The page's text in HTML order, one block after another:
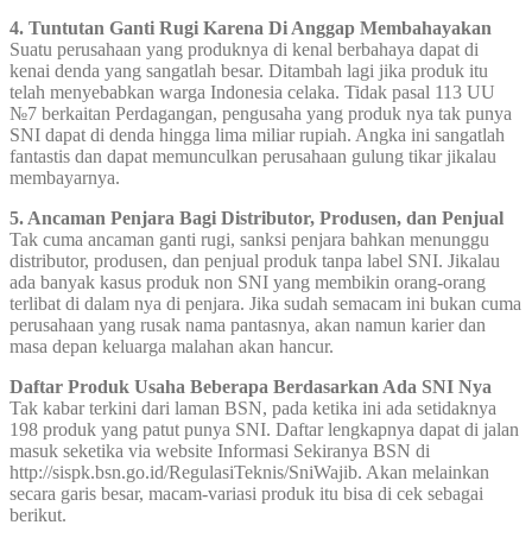
4. Tuntutan Ganti Rugi Karena Di Anggap Membahayakan
Suatu perusahaan yang produknya di kenal berbahaya dapat di
kenai denda yang sangatlah besar. Ditambah lagi jika produk itu
telah menyebabkan warga Indonesia celaka. Tidak pasal 113 UU
№7 berkaitan Perdagangan, pengusaha yang produk nya tak punya
SNI dapat di denda hingga lima miliar rupiah. Angka ini sangatlah
fantastis dan dapat memunculkan perusahaan gulung tikar jikalau
membayarnya.
5. Ancaman Penjara Bagi Distributor, Produsen, dan Penjual
Tak cuma ancaman ganti rugi, sanksi penjara bahkan menunggu
distributor, produsen, dan penjual produk tanpa label SNI. Jikalau
ada banyak kasus produk non SNI yang membikin orang-orang
terlibat di dalam nya di penjara. Jika sudah semacam ini bukan cuma
perusahaan yang rusak nama pantasnya, akan namun karier dan
masa depan keluarga malahan akan hancur.
Daftar Produk Usaha Beberapa Berdasarkan Ada SNI Nya
Tak kabar terkini dari laman BSN, pada ketika ini ada setidaknya
198 produk yang patut punya SNI. Daftar lengkapnya dapat di jalan
masuk seketika via website Informasi Sekiranya BSN di
http://sispk.bsn.go.id/RegulasiTeknis/SniWajib. Akan melainkan
secara garis besar, macam-variasi produk itu bisa di cek sebagai
berikut.